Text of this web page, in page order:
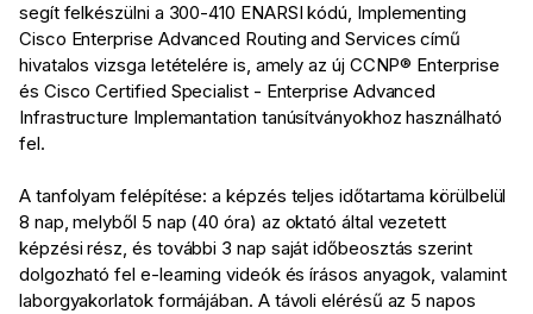
segít felkészülni a 300-410 ENARSI kódú, Implementing
Cisco Enterprise Advanced Routing and Services című
hivatalos vizsga letételére is, amely az új CCNP® Enterprise
és Cisco Certified Specialist - Enterprise Advanced
Infrastructure Implemantation tanúsítványokhoz használható
fel.
A tanfolyam felépítése: a képzés teljes időtartama körülbelül
8 nap, melyből 5 nap (40 óra) az oktató által vezetett
képzési rész, és további 3 nap saját időbeosztás szerint
dolgozható fel e-learning videók és írásos anyagok, valamint
laborgyakorlatok formájában. A távoli elérésű az 5 napos